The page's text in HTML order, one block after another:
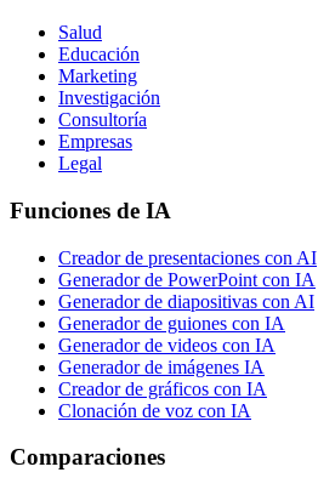
Salud
Educación
Marketing
Investigación
Consultoría
Empresas
Legal
Funciones de IA
Creador de presentaciones con AI
Generador de PowerPoint con IA
Generador de diapositivas con AI
Generador de guiones con IA
Generador de videos con IA
Generador de imágenes IA
Creador de gráficos con IA
Clonación de voz con IA
Comparaciones